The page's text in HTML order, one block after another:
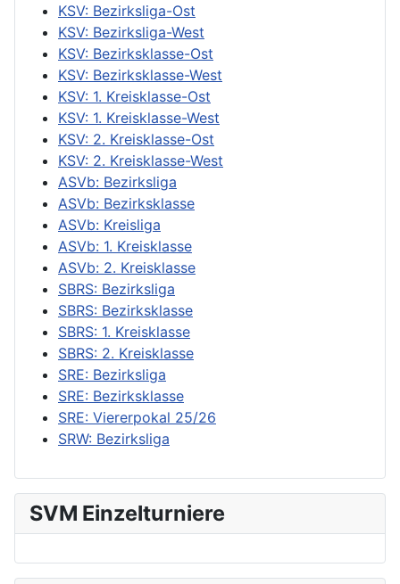
KSV: Bezirksliga-Ost
KSV: Bezirksliga-West
KSV: Bezirksklasse-Ost
KSV: Bezirksklasse-West
KSV: 1. Kreisklasse-Ost
KSV: 1. Kreisklasse-West
KSV: 2. Kreisklasse-Ost
KSV: 2. Kreisklasse-West
ASVb: Bezirksliga
ASVb: Bezirksklasse
ASVb: Kreisliga
ASVb: 1. Kreisklasse
ASVb: 2. Kreisklasse
SBRS: Bezirksliga
SBRS: Bezirksklasse
SBRS: 1. Kreisklasse
SBRS: 2. Kreisklasse
SRE: Bezirksliga
SRE: Bezirksklasse
SRE: Viererpokal 25/26
SRW: Bezirksliga
SVM Einzelturniere